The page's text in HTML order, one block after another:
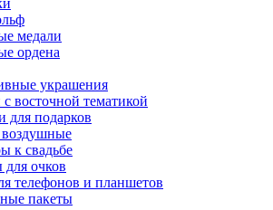
медали
ордена
украшения
восточной тематикой
подарков
к свадьбе
очков
телефонов и планшетов
пакеты